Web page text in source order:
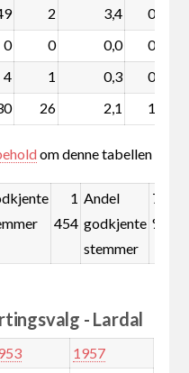
2 3,4 0,3
0 0 0,0 0,0
4 1 0,3 0,1
26 2,1 1,8
om denne tabellen
1
454
Andel
godkjente
stemmer
79,3
%
- Lardal
1957